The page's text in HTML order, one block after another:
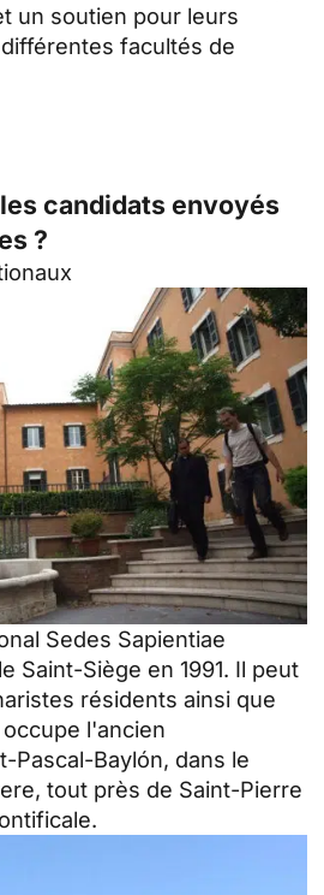
un soutien pour leurs
facultés de
candidats envoyés
?
Sedes Sapientiae
Saint-Siège en 1991. Il peut
résidents ainsi que
l'ancien
Pascal-Baylón, dans le
tout près de Saint-Pierre